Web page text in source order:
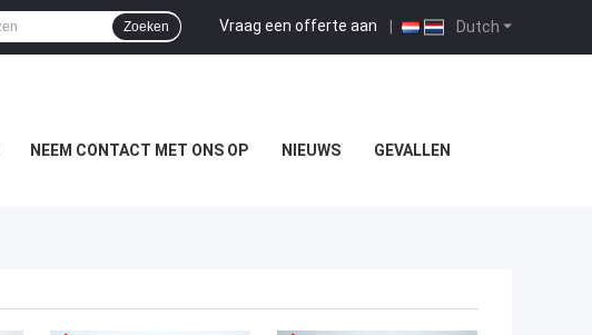
Dutch
Vraag een offerte aan |
Zoeken
NEEM CONTACT MET ONS OP NIEUWS GEVALLEN